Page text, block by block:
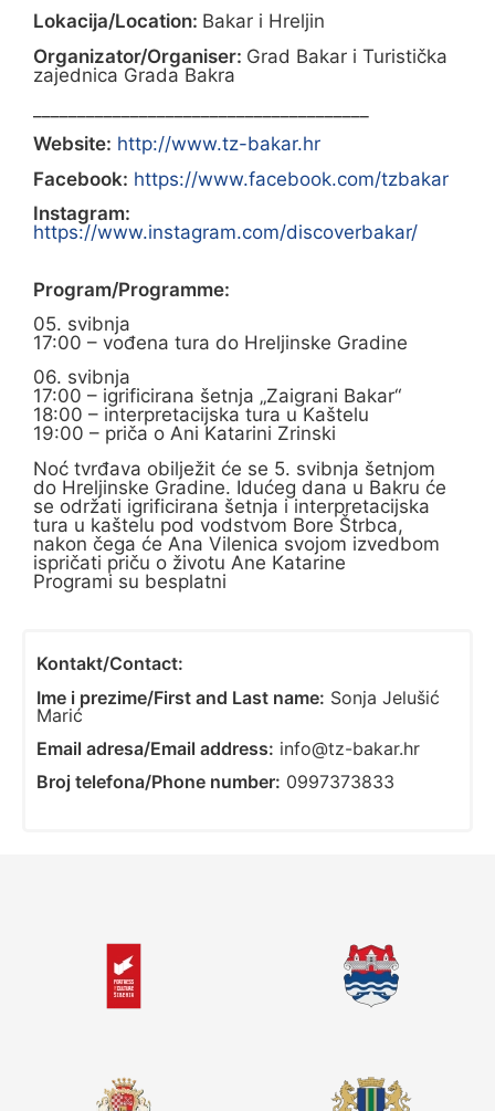
Lokacija/Location: Bakar i Hreljin
Organizator/Organiser: Grad Bakar i Turistička
zajednica Grada Bakra
Website: http://www.tz-bakar.hr
Facebook: https://www.facebook.com/tzbakar
Instagram:
https://www.instagram.com/discoverbakar/
Program/Programme:
05. svibnja
17:00 – vođena tura do Hreljinske Gradine
06. svibnja
17:00 – igrificirana šetnja „Zaigrani Bakar“
18:00 – interpretacijska tura u Kaštelu
19:00 – priča o Ani Katarini Zrinski
Noć tvrđava obilježit će se 5. svibnja šetnjom
do Hreljinske Gradine. Idućeg dana u Bakru će
se održati igrificirana šetnja i interpretacijska
tura u kaštelu pod vodstvom Bore Štrbca,
nakon čega će Ana Vilenica svojom izvedbom
ispričati priču o životu Ane Katarine
Programi su besplatni
Kontakt/Contact:
Ime i prezime/First and Last name: Sonja Jelušić
Marić
Email adresa/Email address: info@tz-bakar.hr
Broj telefona/Phone number: 0997373833